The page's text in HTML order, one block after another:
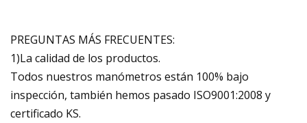
PREGUNTAS MÁS FRECUENTES:
1)La calidad de los productos.
Todos nuestros manómetros están 100% bajo
inspección, también hemos pasado ISO9001:2008 y
certificado KS.